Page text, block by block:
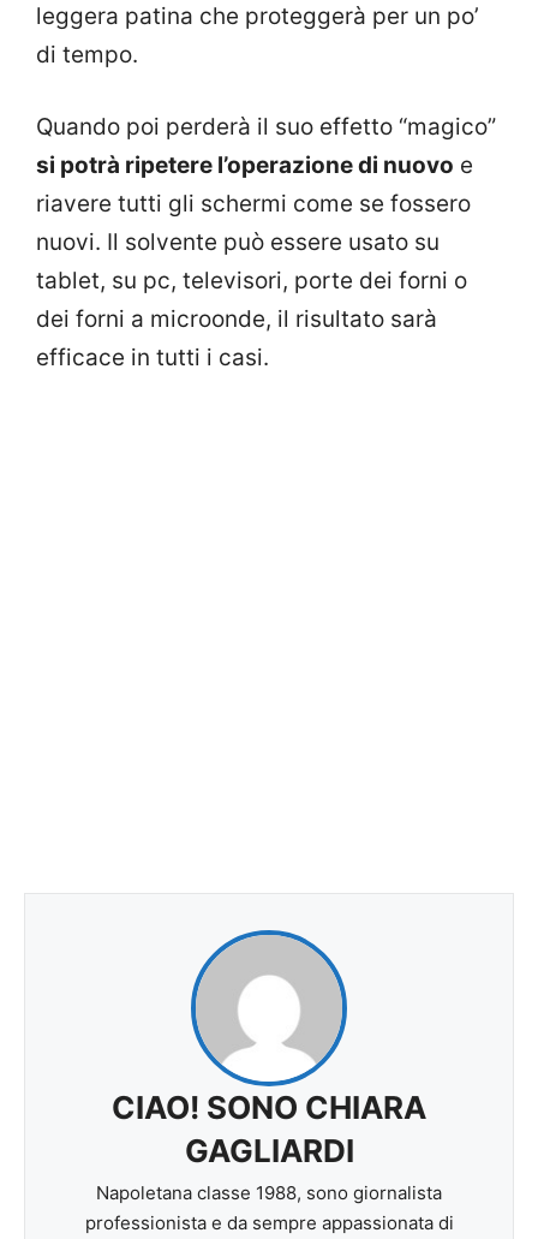
leggera patina che proteggerà per un po’
di tempo.
Quando poi perderà il suo effetto “magico”
si potrà ripetere l’operazione di nuovo e
riavere tutti gli schermi come se fossero
nuovi. Il solvente può essere usato su
tablet, su pc, televisori, porte dei forni o
dei forni a microonde, il risultato sarà
efficace in tutti i casi.
CIAO! SONO CHIARA
GAGLIARDI
Napoletana classe 1988, sono giornalista
professionista e da sempre appassionata di